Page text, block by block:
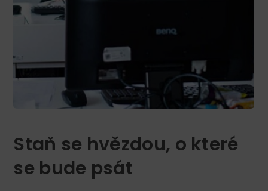
Staň se hvězdou, o které
se bude psát​